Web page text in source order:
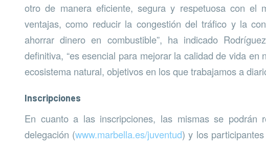
otro de manera eficiente, segura y respetuosa con el
ventajas, como reducir la congestión del tráfico y la
ahorrar dinero en combustible”, ha indicado
definitiva, “es esencial para mejorar la calidad de vida en
ecosistema natural, objetivos en los que trabajamos a
Inscripciones
En cuanto a las inscripciones, las mismas se
delegación (www.marbella.es/juventud) y los